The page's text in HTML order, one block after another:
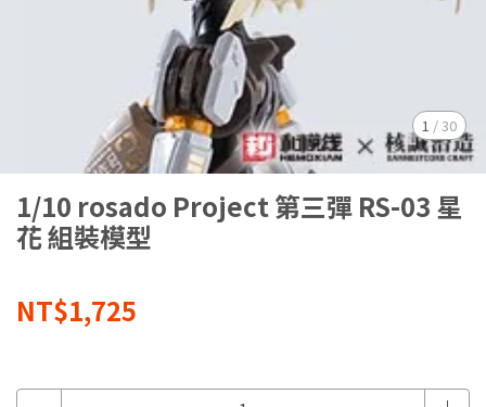
1 /30
1/10 rosado Project 第三彈 RS-03 星
花 組裝模型
NT$1,725